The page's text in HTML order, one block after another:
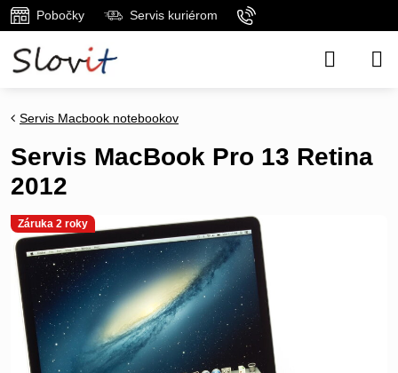
Pobočky Servis kuriérom
Záruka 2 roky
Servis Macbook notebookov
Servis MacBook Pro 13 Retina
2012